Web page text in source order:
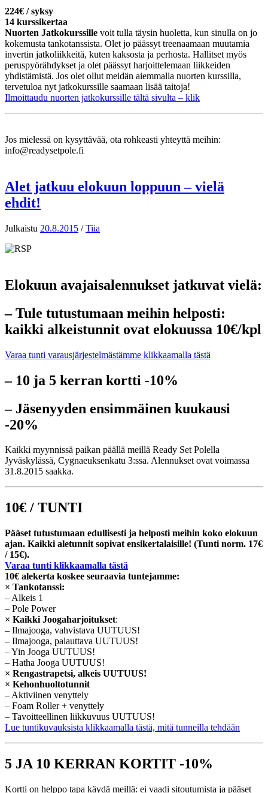
224€ / syksy
14 kurssikertaa
Nuorten Jatkokurssille voit tulla täysin huoletta, kun sinulla on jo
kokemusta tankotanssista. Olet jo päässyt treenaamaan muutamia
invertin jatkoliikkeitä, kuten kaksosta ja perhosta. Hallitset myös
peruspyörähdykset ja olet päässyt harjoittelemaan liikkeiden
yhdistämistä. Jos olet ollut meidän aiemmalla nuorten kurssilla,
tervetuloa nyt jatkokurssille saamaan lisää taitoja!
Ilmoittaudu nuorten jatkokurssille tältä sivulta – klik
Jos mielessä on kysyttävää, ota rohkeasti yhteyttä meihin:
info@readysetpole.fi
Alet jatkuu elokuun loppuun – vielä
ehdit!
Julkaistu 20.8.2015 /Tiia
Elokuun avajaisalennukset jatkuvat vielä:
– Tule tutustumaan meihin helposti:
kaikki alkeistunnit ovat elokuussa 10€/kpl
Varaa tunti varausjärjestelmästämme klikkaamalla tästä
– 10 ja 5 kerran kortti -10%
– Jäsenyyden ensimmäinen kuukausi
-20%
Kaikki myynnissä paikan päällä meillä Ready Set Polella
Jyväskylässä, Cygnaeuksenkatu 3:ssa. Alennukset ovat voimassa
31.8.2015 saakka.
10€ / TUNTI
Pääset tutustumaan edullisesti ja helposti meihin koko elokuun
ajan. Kaikki aletunnit sopivat ensikertalaisille! (Tunti norm. 17€
/ 15€).
Varaa tunti klikkaamalla tästä
10€ alekerta koskee seuraavia tuntejamme:
× Tankotanssi:
– Alkeis 1
– Pole Power
× Kaikki Joogaharjoitukset:
– Ilmajooga, vahvistava UUTUUS!
– Ilmajooga, palauttava UUTUUS!
– Yin Jooga UUTUUS!
– Hatha Jooga UUTUUS!
× Rengastrapetsi, alkeis UUTUUS!
× Kehonhuoltotunnit
– Aktiviinen venyttely
– Foam Roller + venyttely
– Tavoitteellinen liikkuvuus UUTUUS!
Lue tuntikuvauksista klikkaamalla tästä, mitä tunneilla tehdään
5 JA 10 KERRAN KORTIT -10%
Kortti on helppo tapa käydä meillä: ei vaadi sitoutumista ja pääset